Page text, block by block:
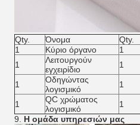
Qty. Όνομα Qty.
1
Κύριο όργανο 1
1
Λειτουργούν
εγχειρίδιο
1
1
Οδηγώντας
λογισμικό
1
1
QC χρώματος
λογισμικό
1
9. Η ομάδα υπηρεσιών μας